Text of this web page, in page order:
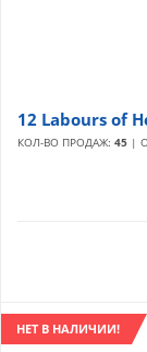
12 Labours of
КОЛ-ВО ПРОДАЖ: 45 |
НЕТ В НАЛИЧИИ!